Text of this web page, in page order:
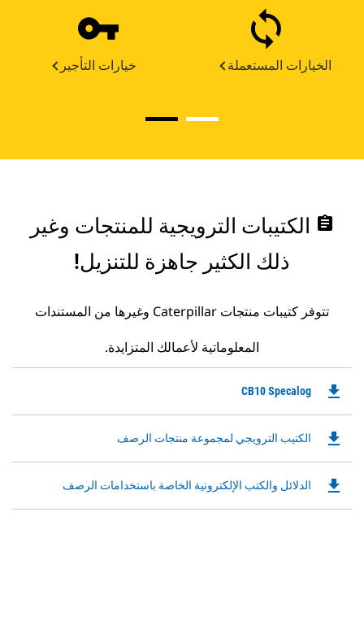
خيارات التأجير الخيارات المستعملة
assignment الكتيبات الترويجية للمنتجات وغير
ذلك الكثير جاهزة للتنزيل!
تتوفر كتيبات منتجات Caterpillar وغيرها من المستندات
المعلوماتية لأعمالك المتزايدة.
CB10 SpecalogDownloadable
a
New
Tab
file_download
الكتيب الترويجي لمجموعة منتجات الرصفDownloadable
a
file_download
الدلائل والكتب الإلكترونية الخاصة باستخدامات الرصفDownloadable
file_download